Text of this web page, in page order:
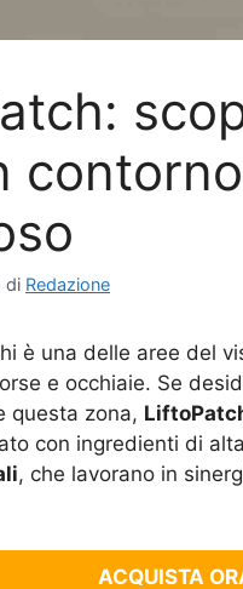
di Redazione
è una delle aree del
e occhiaie. Se
questa zona,
con ingredienti di
, che lavorano in
ACQUISTA